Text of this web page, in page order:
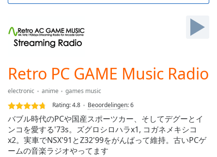
Skip
Forward
Mute
Loaded:
0.00%
Stream
TypeLIVE
Seek to
live,
currently
Retro PC GAME Music Radio
electronic anime
games music
Rating:4.8 Beoordelingen:6
バブル時代のPCや国産スポーツカー、そしてデグーとイ
ンコを愛する'73s。ズグロシロハラx1, コガネメキシコ
x2。実車でNSX'91とZ32'99をがんばって維持。古いPCゲ
ームの音楽ラジオやってます